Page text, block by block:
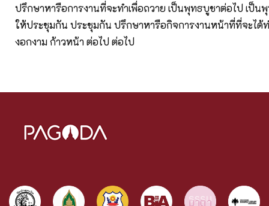
ปรึกษาหารือการงานที่จะทำเพื่อถวาย เป็นพุทธบูชาต่อไป เป็
ให้ประชุมกัน ประชุมกัน ปรึกษาหารือกิจการงานหน้าที่ที่จะได้
งอกงาม ก้าวหน้า ต่อไป ต่อไป